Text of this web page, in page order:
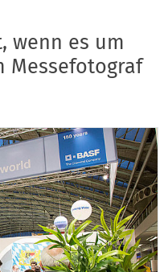
wenn es um
Messefotograf